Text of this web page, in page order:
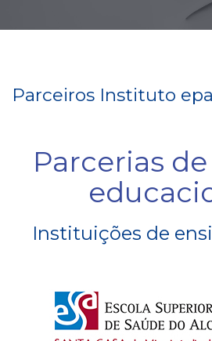
Parceiros Instituto
Parcerias
Instituições de